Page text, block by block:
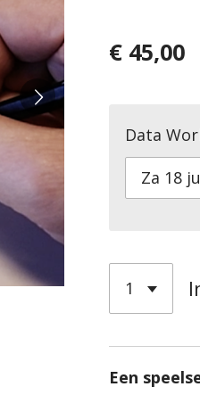
€ 45,00
Data
Een